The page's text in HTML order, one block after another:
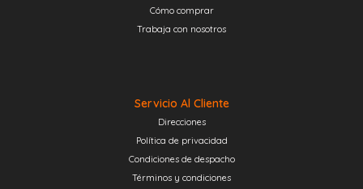
Cómo comprar
Trabaja con nosotros
Servicio Al Cliente
Direcciones
Política de privacidad
Condiciones de despacho
Términos y condiciones